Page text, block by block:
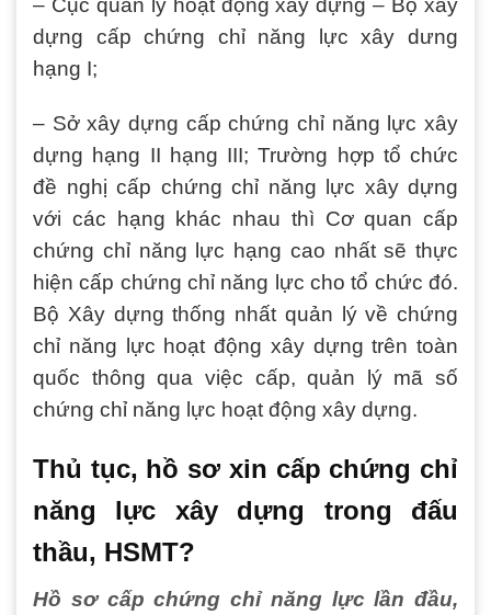
– Cục quản lý hoạt động xây dựng – Bộ xây
dựng cấp chứng chỉ năng lực xây dưng
hạng I;
– Sở xây dựng cấp chứng chỉ năng lực xây
dựng hạng II hạng III; Trường hợp tổ chức
đề nghị cấp chứng chỉ năng lực xây dựng
với các hạng khác nhau thì Cơ quan cấp
chứng chỉ năng lực hạng cao nhất sẽ thực
hiện cấp chứng chỉ năng lực cho tổ chức đó.
Bộ Xây dựng thống nhất quản lý về chứng
chỉ năng lực hoạt động xây dựng trên toàn
quốc thông qua việc cấp, quản lý mã số
chứng chỉ năng lực hoạt động xây dựng.
Thủ tục, hồ sơ xin cấp chứng chỉ
năng lực xây dựng trong đấu
thầu, HSMT?
Hồ sơ cấp chứng chỉ năng lực lần đầu,